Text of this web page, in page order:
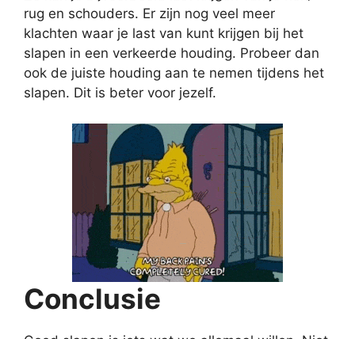
rug en schouders. Er zijn nog veel meer
klachten waar je last van kunt krijgen bij het
slapen in een verkeerde houding. Probeer dan
ook de juiste houding aan te nemen tijdens het
slapen. Dit is beter voor jezelf.
Conclusie